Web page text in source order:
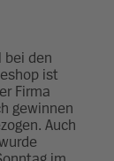
bei den
ist
Firma
gewinnen
Auch